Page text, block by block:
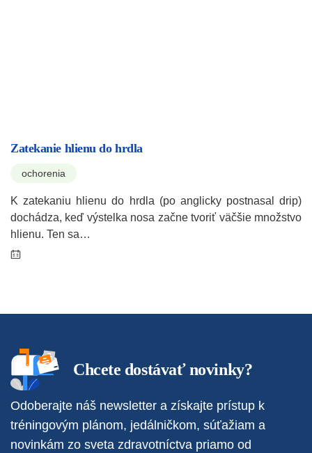
Zatekanie hlienu do hrdla
ochorenia
K zatekaniu hlienu do hrdla (po anglicky postnasal drip)
dochádza, keď výstelka nosa začne tvoriť väčšie množstvo
hlienu. Ten sa…
Chcete dostávať novinky?
Odoberajte náš newsletter a získajte prístup k
tréningovým plánom, jedálničkom, súťažiam a
novinkám zo sveta zdravotníctva priamo od